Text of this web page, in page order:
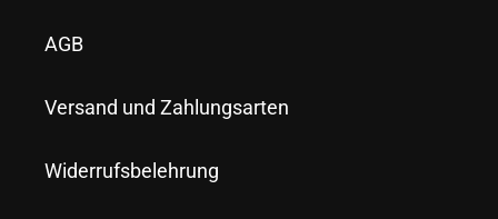
AGB
Versand und Zahlungsarten
Widerrufsbelehrung